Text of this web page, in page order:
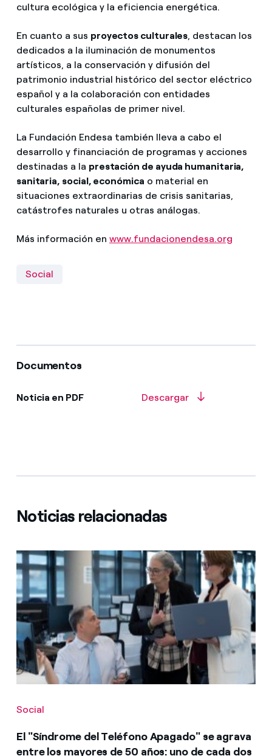
cultura ecológica y la eficiencia energética.
En cuanto a sus proyectos culturales, destacan los
dedicados a la iluminación de monumentos
artísticos, a la conservación y difusión del
patrimonio industrial histórico del sector eléctrico
español y a la colaboración con entidades
culturales españolas de primer nivel.
La Fundación Endesa también lleva a cabo el
desarrollo y financiación de programas y acciones
destinadas a la prestación de ayuda humanitaria,
sanitaria, social, económica o material en
situaciones extraordinarias de crisis sanitarias,
catástrofes naturales u otras análogas.
Más información en www.fundacionendesa.org
Social
Documentos
Noticia en PDF Descargar
Noticias relacionadas
Social
El "Síndrome del Teléfono Apagado" se agrava
entre los mayores de 50 años: uno de cada dos